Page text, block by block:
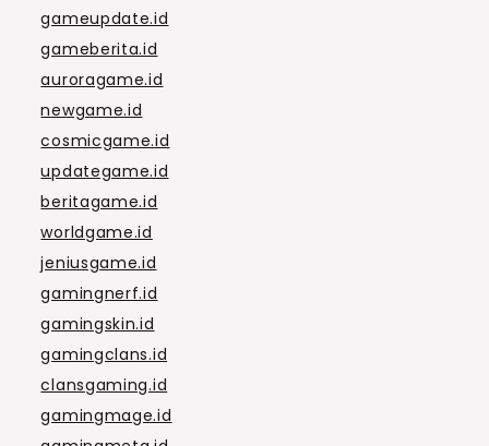
gameupdate.id
gameberita.id
auroragame.id
newgame.id
cosmicgame.id
updategame.id
beritagame.id
worldgame.id
jeniusgame.id
gamingnerf.id
gamingskin.id
gamingclans.id
clansgaming.id
gamingmage.id